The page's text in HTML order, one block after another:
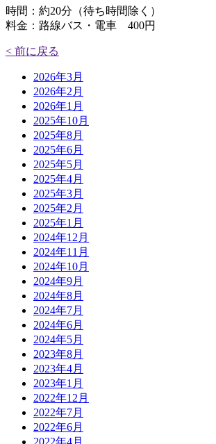
時間：約20分（待ち時間除く）
料金：路線バス・電車 400円
< 前に戻る
2026年3月
2026年2月
2026年1月
2025年10月
2025年8月
2025年6月
2025年5月
2025年4月
2025年3月
2025年2月
2025年1月
2024年12月
2024年11月
2024年10月
2024年9月
2024年8月
2024年7月
2024年6月
2024年5月
2023年8月
2023年4月
2023年1月
2022年12月
2022年7月
2022年6月
2022年4月